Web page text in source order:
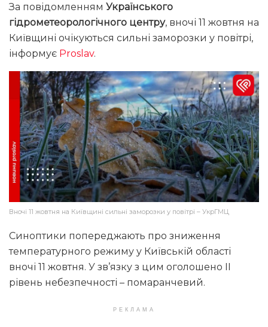
За повідомленням Українського
гідрометеорологічного центру, вночі 11 жовтня на
Київщині очікуються сильні заморозки у повітрі,
інформує Proslav.
Вночі 11 жовтня на Київщині сильні заморозки у повітрі – УкрГМЦ
Синоптики попереджають про зниження
температурного режиму у Київській області
вночі 11 жовтня. У зв’язку з цим оголошено ІІ
рівень небезпечності – помаранчевий.
РЕКЛАМА